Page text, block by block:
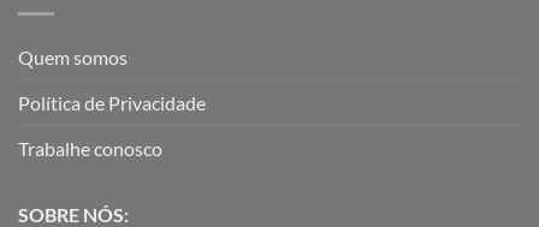
Quem somos
Política de Privacidade
Trabalhe conosco
SOBRE NÓS: